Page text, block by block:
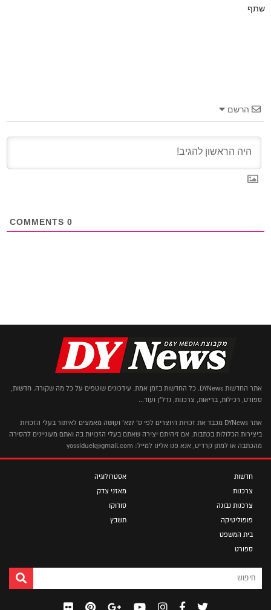
שתף
הרשם
0
אתר החדשות DYNews. כל החדשות בזמן אמת. עידכונים שוטפים על כל מה שקורה. חדשות,
ספורט, רכילות, בריאות, צרכנות, נדל"ן ועוד...
אתר DYNews מכבד את זכויות היוצרים לפי ס' 27א' ועושה מאמצים לאיתור בעלי הזכויות
ביצירות הכלולות בכתבות. אם זיהיתם יצירה שאתם בעלי הזכויות בה ואתם מעוניינים להסירה
מהכתבה או למתן קרדיט, אנא פנו אלינו למייל: yossiduek@gmail.com
חדשות
צרכנות
צרכנות נבונה
פופוליטיקה
בית המשפט
ספורט
אסטרולוגיה
מאזני צדק
סודוקו
תשבץ